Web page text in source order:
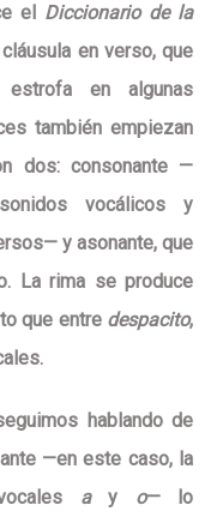
el Diccionario de la
en verso, que
en algunas
también empiezan
dos: consonante—
vocálicos y
y asonante, que
La rima se produce
que entre despacito,
hablando de
—en este caso, la
ay o— lo